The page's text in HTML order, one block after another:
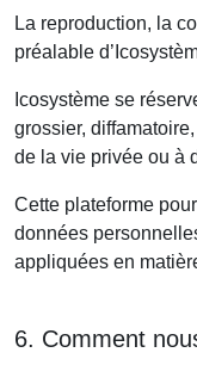
La reproduction, la
préalable
Icosystème se
grossier,
de la vie privée ou à
Cette plateforme
données
appliquées en
6. Comment